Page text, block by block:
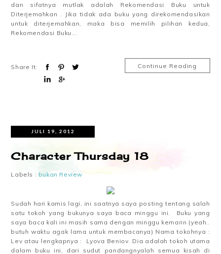
dan sifatnya mutlak adalah Rekomendasi Buku untuk
Diterjemahkan . Jika tidak ada buku yang direkomendasikan
untuk diterjemahkan, maka bisa memilih pilihan kedua,
Rekomendasi Buku...
Share It: Continue Reading
JULI 19, 2012
Character Thursday 18
Labels : bukan Review
Sudah hari kamis lagi, ini saatnya saya posting tentang salah
satu tokoh yang bukunya saya baca minggu ini. Buku yang
saya baca kali ini masih sama dengan minggu kemarin (yeah..
butuh waktu agak lama untuk membacanya) Nama tokohnya :
Lev atau lengkapnya : Lyova Beniov. Dia adalah tokoh utama
dalam buku ini, dari sudut pandangnyalah semua kisah di